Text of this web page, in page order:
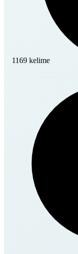
1169 kelime